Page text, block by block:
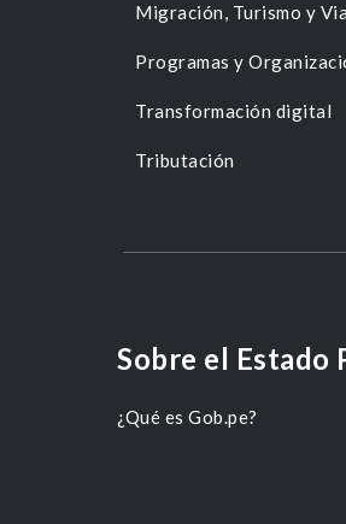
Migración, Turismo y
Programas y
Transformación digital
Tributación
Sobre el Estado
¿Qué es Gob.pe?